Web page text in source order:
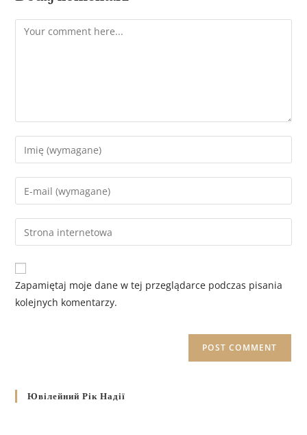
Zapamiętaj moje dane w tej przeglądarce podczas pisania
kolejnych komentarzy.
Ювілейний Рік Надії